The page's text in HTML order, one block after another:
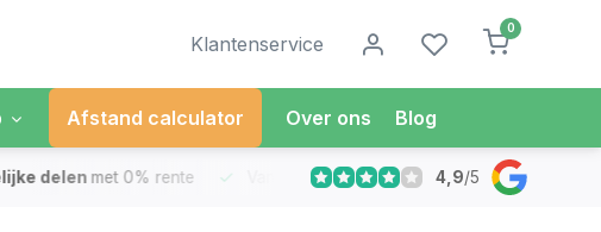
Klantenservice
0
Afstand calculator Over ons Blog
delen met 0% rente Vandaag besteldMorgen in Huis*
4,9/5